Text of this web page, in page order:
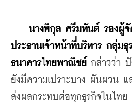
นางพิกุล ศรีมหันต์ รองผู้จั
ประธานเจ้าหน้าที่บริหาร กลุ่มธุ
ธนาคารไทยพาณิชย์ กล่าวว่า
ยังมีความเปราะบาง ผันผวน
ส่งผลกระทบต่อทุกธุรกิจในไทย